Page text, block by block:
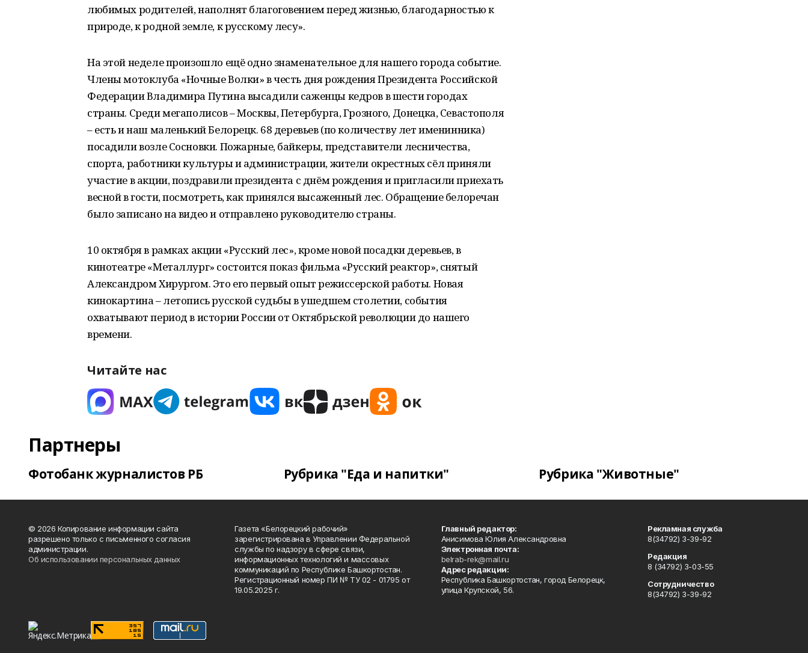
любимых родителей, наполнят благоговением перед жизнью, благодарностью к
природе, к родной земле, к русскому лесу».
На этой неделе произошло ещё одно знаменательное для нашего города событие.
Члены мотоклуба «Ночные Волки» в честь дня рождения Президента Российской
Федерации Владимира Путина высадили саженцы кедров в шести городах
страны. Среди мегаполисов – Москвы, Петербурга, Грозного, Донецка, Севастополя
– есть и наш маленький Белорецк. 68 деревьев (по количеству лет именинника)
посадили возле Сосновки. Пожарные, байкеры, представители лесничества,
спорта, работники культуры и администрации, жители окрестных сёл приняли
участие в акции, поздравили президента с днём рождения и пригласили приехать
весной в гости, посмотреть, как принялся высаженный лес. Обращение белоречан
было записано на видео и отправлено руководителю страны.
10 октября в рамках акции «Русский лес», кроме новой посадки деревьев, в
кинотеатре «Металлург» состоится показ фильма «Русский реактор», снятый
Александром Хирургом. Это его первый опыт режиссерской работы. Новая
кинокартина – летопись русской судьбы в ушедшем столетии, события
охватывают период в истории России от Октябрьской революции до нашего
времени.
Читайте нас
Партнеры
Фотобанк журналистов РБ Рубрика "Еда и напитки" Рубрика "Животные"
© 2026 Копирование информации сайта
разрешено только с письменного согласия
администрации.
Об использовании персональных данных
Газета «Белорецкий рабочий»
зарегистрирована в Управлении Федеральной
службы по надзору в сфере связи,
информационных технологий и массовых
коммуникаций по Республике Башкортостан.
Регистрационный номер ПИ № ТУ 02 - 01795 от
19.05.2025 г.
Главный редактор:
Анисимова Юлия Александровна
Электронная почта:
belrab-rek@mail.ru
Адрес редакции:
Республика Башкортостан, город Белорецк,
улица Крупской, 56.
Рекламная служба
8(34792) 3-39-92
Редакция
8 (34792) 3-03-55
Сотрудничество
8(34792) 3-39-92